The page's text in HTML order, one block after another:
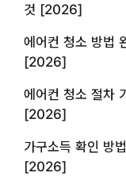
것 [2026]
에어컨 청소 방법
[2026]
에어컨 청소 절차
[2026]
가구소득 확인 방
[2026]